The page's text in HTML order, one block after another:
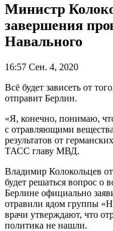
Министр
завершения
Навального
16:57 Сен. 4, 2020
Всё будет зависеть от
отправит Берлин.
«Я, конечно, понимаю,
с отравляющими
результатов от
ТАСС главу МВД.
Владимир Колокольцев
будет решаться вопрос о
Берлине официально
отравили ядом группы
врачи утверждают, что
политика не нашли.